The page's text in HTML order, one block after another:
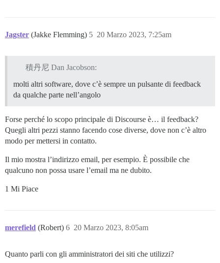
Jagster (Jakke Flemming) 20 Marzo 2023, 7:25am
5
積丹尼 Dan Jacobson:
molti altri software, dove c’è sempre un pulsante di feedback
da qualche parte nell’angolo
Forse perché lo scopo principale di Discourse è… il feedback?
Quegli altri pezzi stanno facendo cose diverse, dove non c’è altro
modo per mettersi in contatto.
Il mio mostra l’indirizzo email, per esempio. È possibile che
qualcuno non possa usare l’email ma ne dubito.
1 Mi Piace
merefield (Robert) 20 Marzo 2023, 8:05am
6
Quanto parli con gli amministratori dei siti che utilizzi?